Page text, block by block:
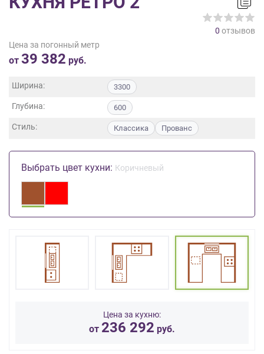
0 отзывов
Цена за погонный метр
от 39 382 руб.
Ширина: 3300
Глубина: 600
Стиль: Классика Прованс
Выбрать цвет кухни: Коричневый
Цена за кухню:
от 236 292 руб.
данных ,
Согласие
обработку
данных
порядке
условиях
персональных